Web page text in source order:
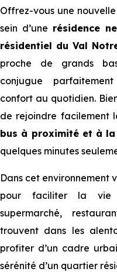
Offrez-vous une
sein d’une résidence
résidentiel du Val
proche de grands
conjugue
confort au quotidien.
de rejoindre facilement
bus à proximité et à
quelques minutes
Dans cet environnement
pour faciliter la vie
supermarché,
trouvent dans les
profiter d’un cadre
sérénité d’un quartier